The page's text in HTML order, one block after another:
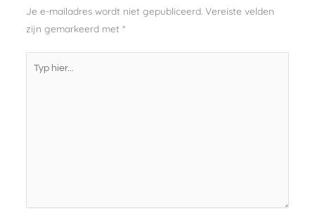
Je e-mailadres wordt niet gepubliceerd. Vereiste velden
zijn gemarkeerd met *